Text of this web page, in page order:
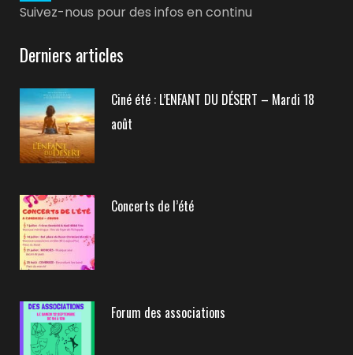
Suivez-nous pour des infos en continu
Derniers articles
Ciné été : L’ENFANT DU DÉSERT – Mardi 18
août
Concerts de l’été
Forum des associations